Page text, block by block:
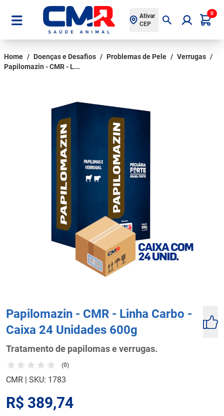
Ativar
CEP
0
Home / Doenças e Desafios / Problemas de Pele / Verrugas /
Papilomazin - CMR - L...
Papilomazin - CMR - Linha Carbo -
Caixa 24 Unidades 600g
Tratamento de papilomas e verrugas.
(0)
CMR | SKU: 1783
R$ 389,74